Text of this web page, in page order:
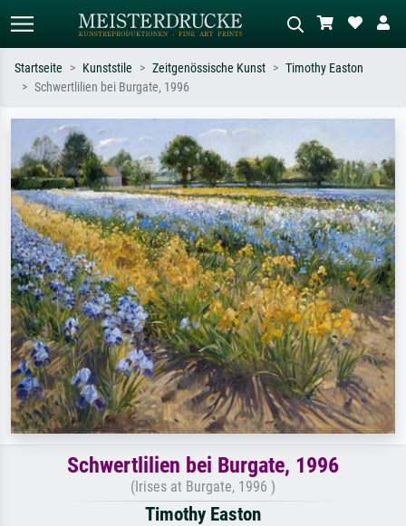
Suchen Sie nach Künstlern, Werktiteln
oder Stilen – z.B. Monet,
Sternennacht, Impressionismus, Welle
Hokusai, Akt.
Beschreiben Sie die Szene – z.B. Grüne
Wiese, Abstrakt mit viel Rot, Dunkles
Ölgemälde, Stehender Akt neben einem
Baum.
Startseite Kunststile Zeitgenössische Kunst
Timothy Easton
Schwertlilien bei Burgate, 1996
Schwertlilien bei Burgate, 1996
(Irises at Burgate, 1996 )
Timothy Easton